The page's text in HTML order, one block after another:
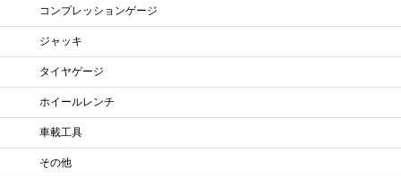
コンプレッションゲージ
ジャッキ
タイヤゲージ
ホイールレンチ
車載工具
その他